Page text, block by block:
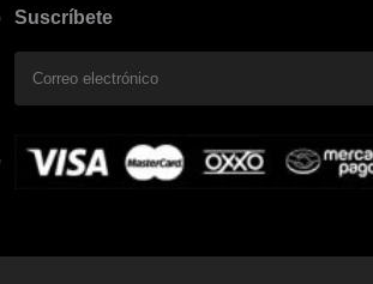
Suscríbete